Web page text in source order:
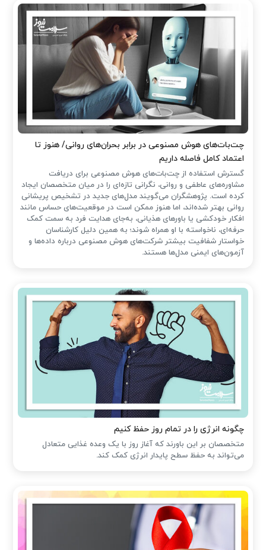
چت‌بات‌های هوش مصنوعی در برابر بحران‌های روانی/ هنوز تا
اعتماد کامل فاصله داریم
گسترش استفاده از چت‌بات‌های هوش مصنوعی برای دریافت
مشاوره‌های عاطفی و روانی، نگرانی تازه‌ای را در میان متخصصان ایجاد
کرده است. پژوهشگران می‌گویند مدل‌های جدید در تشخیص پریشانی
روانی بهتر شده‌اند، اما هنوز ممکن است در موقعیت‌های حساس مانند
افکار خودکشی یا باورهای هذیانی، به‌جای هدایت فرد به سمت کمک
حرفه‌ای، ناخواسته با او همراه شوند؛ به همین دلیل کارشناسان
خواستار شفافیت بیشتر شرکت‌های هوش مصنوعی درباره داده‌ها و
آزمون‌های ایمنی مدل‌ها هستند.
چگونه انرژی را در تمام روز حفظ کنیم
متخصصان بر این باورند که آغاز روز با یک وعده غذایی متعادل
می‌تواند به حفظ سطح پایدار انرژی کمک کند.